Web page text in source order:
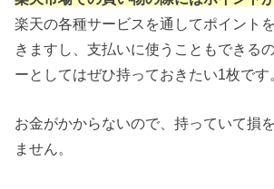
楽天の各種サービスを通してポイント
きますし、支払いに使うこともできる
ーとしてはぜひ持っておきたい1枚です
お金がかからないので、持っていて損
ません。